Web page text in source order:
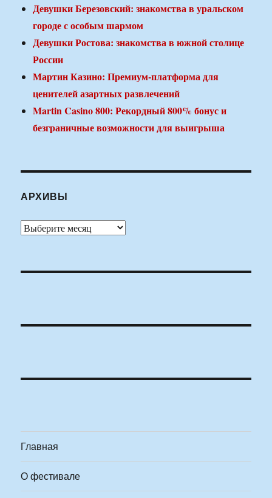
Девушки Березовский: знакомства в уральском
городе с особым шармом
Девушки Ростова: знакомства в южной столице
России
Мартин Казино: Премиум-платформа для
ценителей азартных развлечений
Martin Casino 800: Рекордный 800% бонус и
безграничные возможности для выигрыша
АРХИВЫ
Архивы
Главная
О фестивале